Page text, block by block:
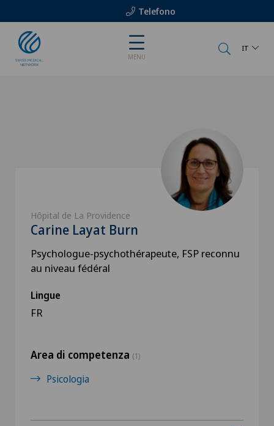
Telefono
MENU
IT
Hôpital de La Providence
Carine Layat Burn
Psychologue-psychothérapeute, FSP reconnu
au niveau fédéral
Lingue
FR
Area di competenza (1)
Psicologia